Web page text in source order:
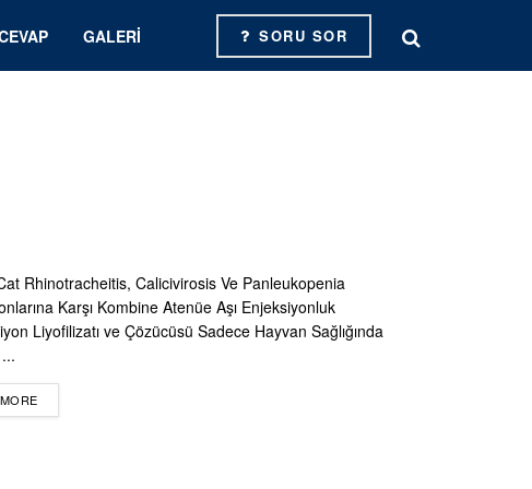
GALERI SORU SOR
Rhinotracheitis, Calicivirosis Ve Panleukopenia
Karşı Kombine Atenüe Aşı Enjeksiyonluk
Liyofilizatı ve Çözücüsü Sadece Hayvan Sağlığında
DETAILS